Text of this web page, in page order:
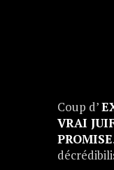
Coup d’
VRAI
PROMISE